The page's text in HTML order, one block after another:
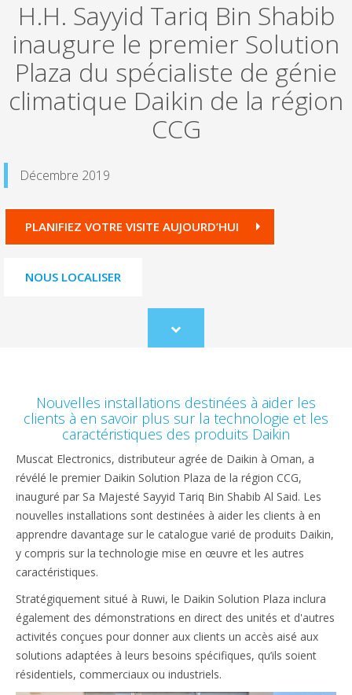
H.H. Sayyid Tariq Bin Shabib
inaugure le premier Solution
Plaza du spécialiste de génie
climatique Daikin de la région
CCG
Décembre 2019
PLANIFIEZ VOTRE VISITE AUJOURD’HUI
NOUS LOCALISER
Scroll
to
Nouvelles installations destinées à aider les
clients à en savoir plus sur la technologie et les
caractéristiques des produits Daikin
Muscat Electronics, distributeur agrée de Daikin à Oman, a
révélé le premier Daikin Solution Plaza de la région CCG,
inauguré par Sa Majesté Sayyid Tariq Bin Shabib Al Said. Les
nouvelles installations sont destinées à aider les clients à en
apprendre davantage sur le catalogue varié de produits Daikin,
y compris sur la technologie mise en œuvre et les autres
caractéristiques.
Stratégiquement situé à Ruwi, le Daikin Solution Plaza inclura
également des démonstrations en direct des unités et d'autres
activités conçues pour donner aux clients un accès aisé aux
solutions adaptées à leurs besoins spécifiques, qu’ils soient
résidentiels, commerciaux ou industriels.